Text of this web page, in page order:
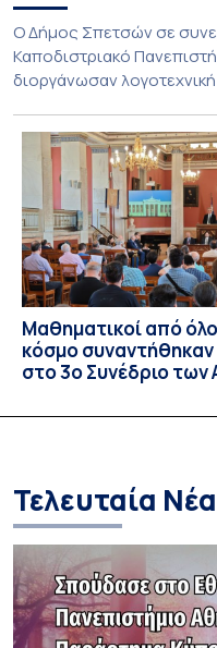
Ο Δήμος Σπετσών σε
Καποδιστριακό
διοργάνωσαν
20ού αιώνα, με την
επιστροφή του Μάγου».
πλαίσιο της
Εθνικού και
Μαθηματικοί από
κόσμο
στο 3ο Συνέδριο των
Τελευταία Νέα